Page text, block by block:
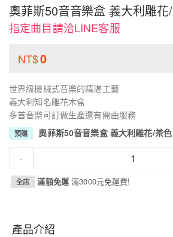
奧菲斯50音音樂盒 義大利雕花
指定曲目請洽LINE客服
NT$0
世界級機械式音樂的精湛工藝
義大利知名雕花木盒
多首音樂可訂做生產還有開曲服務
預購 奧菲斯50音音樂盒 義大利雕花/茶色
-
全店 滿額免運滿3000元免運費!
產品介紹